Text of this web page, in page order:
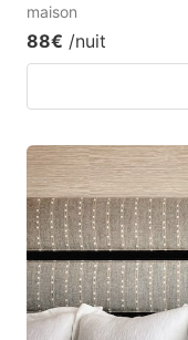
maison
88€ /nuit